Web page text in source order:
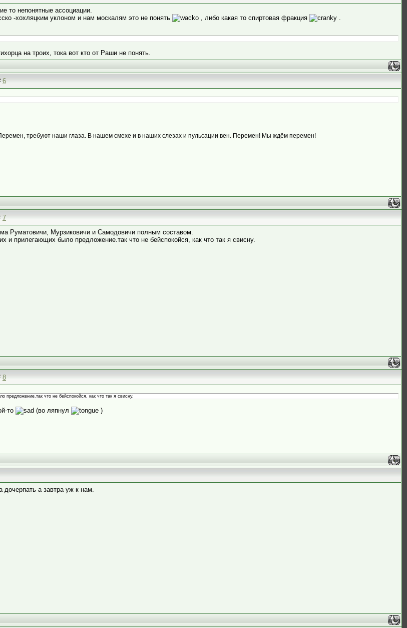
то непонятные ассоциации.
-хохляцким уклоном и нам москалям это не понять
, либо какая то спиртовая фракция
.
на троих, тока вот кто от Раши не понять.
6
требуют наши глаза. В нашем смехе и в наших слезах и пульсации вен. Перемен! Мы ждём перемен!
7
Руматовичи, Мурзиковичи и Самодовичи полным составом.
и прилегающих было предложение.так что не бейспокойся, как что так я свисну.
8
что не бейспокойся, как что так я свисну.
то (во ляпнул )
а завтра уж к нам.